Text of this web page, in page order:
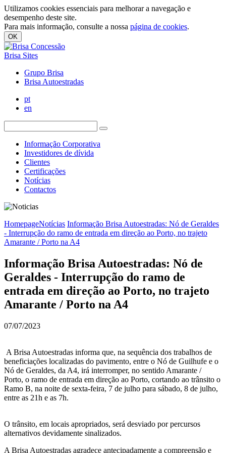
Utilizamos cookies essenciais para melhorar a navegação e
desempenho deste site.
Para mais informação, consulte a nossa página de cookies.
OK
Brisa Sites
Grupo Brisa
Brisa Autoestradas
pt
en
Informação Corporativa
Investidores de dívida
Clientes
Certificações
Notícias
Contactos
HomepageNotícias Informação Brisa Autoestradas: Nó de Geraldes
- Interrupção do ramo de entrada em direção ao Porto, no trajeto
Amarante / Porto na A4
Informação Brisa Autoestradas: Nó de
Geraldes - Interrupção do ramo de
entrada em direção ao Porto, no trajeto
Amarante / Porto na A4
07/07/2023
A Brisa Autoestradas informa que, na sequência dos trabalhos de
beneficiações localizadas do pavimento, entre o Nó de Guilhufe e o
Nó de Geraldes, da A4, irá interromper, no sentido Amarante /
Porto, o ramo de entrada em direção ao Porto, cortando ao trânsito o
Ramo B, na noite de sexta-feira, 7 de julho para sábado, 8 de julho,
entre as 21h e as 7h.
O trânsito, em locais apropriados, será desviado por percursos
alternativos devidamente sinalizados.
A Brisa Autoestradas agradece antecipadamente a compreensão e